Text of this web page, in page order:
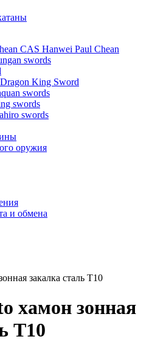
CAS Hanwei Paul Chean
swords
Dragon King Sword
swords
swords
swords
оружия
и обмена
закалка сталь T10
хамон зонная
T10